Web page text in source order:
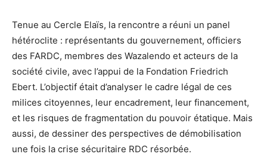
Tenue au Cercle Elaïs, la rencontre a réuni un panel
hétéroclite : représentants du gouvernement, officiers
des FARDC, membres des Wazalendo et acteurs de la
société civile, avec l’appui de la Fondation Friedrich
Ebert. L’objectif était d’analyser le cadre légal de ces
milices citoyennes, leur encadrement, leur financement,
et les risques de fragmentation du pouvoir étatique. Mais
aussi, de dessiner des perspectives de démobilisation
une fois la crise sécuritaire RDC résorbée.